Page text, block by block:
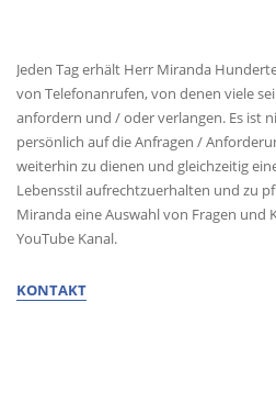
Jeden Tag erhält Herr Miranda
von Telefonanrufen, von denen viele
anfordern und / oder verlangen. Es ist
persönlich auf die Anfragen /
weiterhin zu dienen und gleichzeitig
Lebensstil aufrechtzuerhalten und zu
Miranda eine Auswahl von Fragen und
YouTube Kanal.
KONTAKT